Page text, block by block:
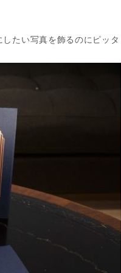
たい写真を飾るのにピッ